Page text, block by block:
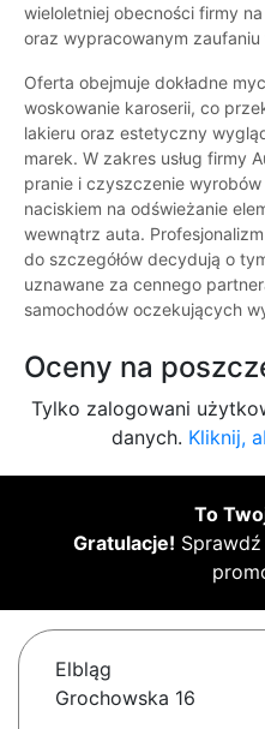
wieloletniej obecności firmy
oraz wypracowanym zaufaniu
Oferta obejmuje dokładne
woskowanie karoserii, co
lakieru oraz estetyczny
marek. W zakres usług firmy
pranie i czyszczenie wyrobów
naciskiem na odświeżanie
wewnątrz auta.
do szczegółów decydują o
uznawane za cennego
samochodów oczekujących
Oceny na
Tylko zalogowani
danych. Kliknij,
To
Gratulacje!
Elbląg
Grochowska 16